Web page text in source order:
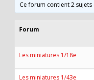
Ce forum contient 2
Forum
Les miniatures 1/18e
Les miniatures 1/43e